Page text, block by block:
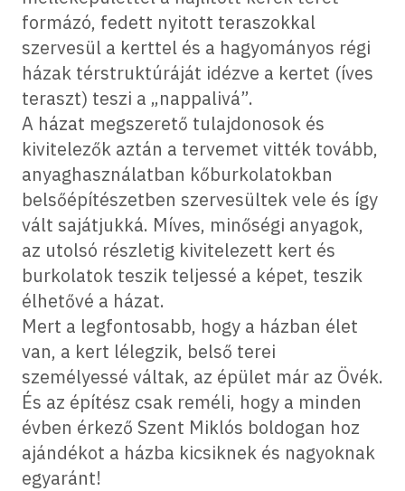
formázó, fedett nyitott teraszokkal
szervesül a kerttel és a hagyományos régi
házak térstruktúráját idézve a kertet (íves
teraszt) teszi a „nappalivá”.
A házat megszerető tulajdonosok és
kivitelezők aztán a tervemet vitték tovább,
anyaghasználatban kőburkolatokban
belsőépítészetben szervesültek vele és így
vált sajátjukká. Míves, minőségi anyagok,
az utolsó részletig kivitelezett kert és
burkolatok teszik teljessé a képet, teszik
élhetővé a házat.
Mert a legfontosabb, hogy a házban élet
van, a kert lélegzik, belső terei
személyessé váltak, az épület már az Övék.
És az építész csak reméli, hogy a minden
évben érkező Szent Miklós boldogan hoz
ajándékot a házba kicsiknek és nagyoknak
egyaránt!